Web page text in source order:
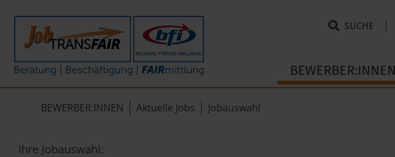
SUCHE
BEWERBER:INNEN
BEWERBER:INNEN Aktuelle Jobs Jobauswahl
Ihre Jobauswahl:
Mein Weg zum Job
Beratung
Beschäftigung
FAIRmittlung
ÜBER UNS
Leitbild
KI-Manifest
Ergebnisse
Interner Bereich
JT-Portal
JobImpuls
Zeiterfassung